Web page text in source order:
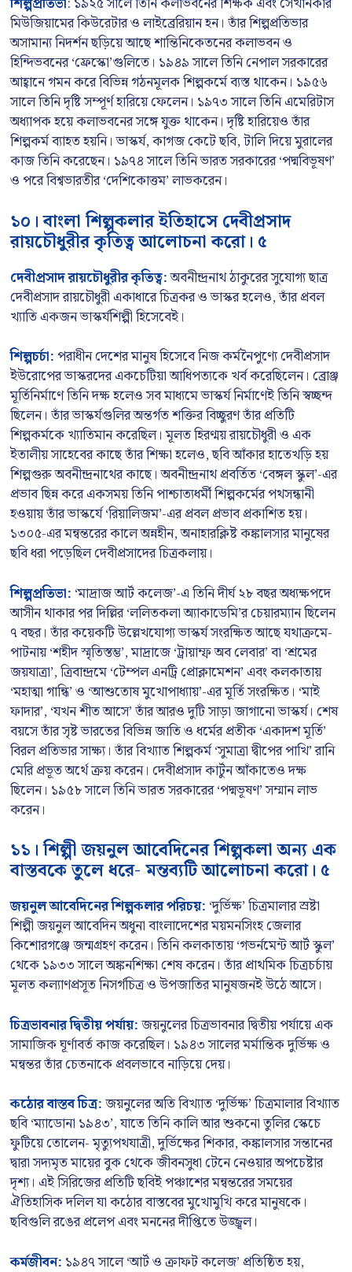
মিউজিয়ামের কিউরেটার ও লাইব্রেরিয়ান হন। তাঁর শিল্পপ্রতিভার
অসামান্য নিদর্শন ছড়িয়ে আছে শান্তিনিকেতনের কলাভবন ও
হিন্দিভবনের ‘ফ্রেস্কো’গুলিতে। ১৯৪৯ সালে তিনি নেপাল সরকারের
আহ্বানে গমন করে বিভিন্ন গঠনমূলক শিল্পকর্মে ব্যস্ত থাকেন। ১৯৫৬
সালে তিনি দৃষ্টি সম্পূর্ণ হারিয়ে ফেলেন। ১৯৭৩ সালে তিনি এমেরিটাস
অধ্যাপক হয়ে কলাভবনের সঙ্গে যুক্ত থাকেন। দৃষ্টি হারিয়েও তাঁর
শিল্পকর্ম ব্যাহত হয়নি। ভাস্কর্য, কাগজ কেটে ছবি, টালি দিয়ে মুরালের
কাজ তিনি করেছেন। ১৯৭৪ সালে তিনি ভারত সরকারের ‘পদ্মবিভূষণ’
ও পরে বিশ্বভারতীর ‘দেশিকোত্তম’ লাভকরেন।
১০। বাংলা শিল্পকলার ইতিহাসে দেবীপ্রসাদ
রায়চৌধুরীর কৃতিত্ব আলোচনা করো। ৫
দেবীপ্রসাদ রায়চৌধুরীর কৃতিত্ব:অবনীন্দ্রনাথ ঠাকুরের সুযোগ্য ছাত্র
দেবীপ্রসাদ রায়চৌধুরী একাধারে চিত্রকর ও ভাস্কর হলেও, তাঁর প্রবল
খ্যাতি একজন ভাস্কর্যশিল্পী হিসেবেই।
শিল্পচর্চা:পরাধীন দেশের মানুষ হিসেবে নিজ কর্মনৈপুণ্যে দেবীপ্রসাদ
ইউরোপের ভাস্করদের একচেটিয়া আধিপত্যকে খর্ব করেছিলেন। ব্রোঞ্জ
মূর্তিনির্মাণে তিনি দক্ষ হলেও সব মাধ্যমে ভাস্কর্য নির্মাণেই তিনি স্বচ্ছন্দ
ছিলেন। তাঁর ভাস্কর্যগুলির অন্তর্গত শক্তির বিচ্ছুরণ তাঁর প্রতিটি
শিল্পকর্মকে খ্যাতিমান করেছিল। মূলত হিরণ্ময় রায়চৌধুরী ও এক
ইতালীয় সাহেবের কাছে তাঁর শিক্ষা হলেও, ছবি আঁকার হাতেখড়ি হয়
শিল্পগুরু অবনীন্দ্রনাথের কাছে। অবনীন্দ্রনাথ প্রবর্তিত ‘বেঙ্গল স্কুল’-এর
প্রভাব ছিন্ন করে একসময় তিনি পাশ্চাত্যধর্মী শিল্পকর্মের পথসন্ধানী
হওয়ায় তাঁর ভাস্কর্যে ‘রিয়ালিজম’-এর প্রবল প্রভাব প্রকাশিত হয়।
১৩০৫-এর মন্বন্তরের কালে অন্নহীন, অনাহারক্লিষ্ট কঙ্কালসার মানুষের
ছবি ধরা পড়েছিল দেবীপ্রসাদের চিত্রকলায়।
শিল্পপ্রতিভা: ‘মাদ্রাজ আর্ট কলেজ’-এ তিনি দীর্ঘ ২৮ বছর অধ্যক্ষপদে
আসীন থাকার পর দিল্লির ‘ললিতকলা অ্যাকাডেমি’র চেয়ারম্যান ছিলেন
৭ বছর। তাঁর কয়েকটি উল্লেখযোগ্য ভাস্কর্য সংরক্ষিত আছে যথাক্রমে-
পাটনায় ‘শহীদ স্মৃতিস্তম্ভ’, মাদ্রাজে ‘ট্রায়াম্ফ অব লেবার’ বা ‘শ্রমের
জয়যাত্রা’, ত্রিবান্দ্রমে ‘টেম্পল এনট্রি প্রোক্লামেশন’ এবং কলকাতায়
‘মহাত্মা গান্ধি’ ও ‘আশুতোষ মুখোপাধ্যায়’-এর মূর্তি সংরক্ষিত। ‘মাই
ফাদার’, ‘যখন শীত আসে’ তাঁর আরও দুটি সাড়া জাগানো ভাস্কর্য। শেষ
বয়সে তাঁর সৃষ্ট ভারতের বিভিন্ন জাতি ও ধর্মের প্রতীক ‘একাদশ মূর্তি’
বিরল প্রতিভার সাক্ষ্য। তাঁর বিখ্যাত শিল্পকর্ম ‘সুমাত্রা দ্বীপের পাখি’ রানি
মেরি প্রভূত অর্থে ক্রয় করেন। দেবীপ্রসাদ কার্টুন আঁকাতেও দক্ষ
ছিলেন। ১৯৫৮ সালে তিনি ভারত সরকারের ‘পদ্মভূষণ’ সম্মান লাভ
করেন।
১১। শিল্পী জয়নুল আবেদিনের শিল্পকলা অন্য এক
বাস্তবকে তুলে ধরে- মন্তব্যটি আলোচনা করো। ৫
জয়নুল আবেদিনের শিল্পকলার পরিচয়: ‘দুর্ভিক্ষ’ চিত্রমালার স্রষ্টা
শিল্পী জয়নুল আবেদিন অধুনা বাংলাদেশের ময়মনসিংহ জেলার
কিশোরগঞ্জে জন্মগ্রহণ করেন। তিনি কলকাতায় ‘গভর্নমেন্ট আর্ট স্কুল’
থেকে ১৯৩৩ সালে অঙ্কনশিক্ষা শেষ করেন। তাঁর প্রাথমিক চিত্রচর্চায়
মূলত কল্যাণপ্রসূত নিসর্গচিত্র ও উপজাতির মানুষজনই উঠে আসে।
চিত্রভাবনার দ্বিতীয় পর্যায়:জয়নুলের চিত্রভাবনার দ্বিতীয় পর্যায়ে এক
সামাজিক ঘূর্ণাবর্ত কাজ করেছিল। ১৯৪৩ সালের মর্মান্তিক দুর্ভিক্ষ ও
মন্বন্তর তাঁর চেতনাকে প্রবলভাবে নাড়িয়ে দেয়।
কঠোর বাস্তব চিত্র:জয়নুলের অতি বিখ্যাত ‘দুর্ভিক্ষ’ চিত্রমালার বিখ্যাত
ছবি ‘ম্যাডোনা ১৯৪৩’, যাতে তিনি কালি আর শুকনো তুলির স্কেচে
ফুটিয়ে তোলেন- মৃত্যুপথযাত্রী, দুর্ভিক্ষের শিকার, কঙ্কালসার সন্তানের
দ্বারা সদ্যমৃত মায়ের বুক থেকে জীবনসুধা টেনে নেওয়ার অপচেষ্টার
দৃশ্য। এই সিরিজের প্রতিটি ছবিই পঞ্চাশের মন্বন্তরের সময়ের
ঐতিহাসিক দলিল যা কঠোর বাস্তবের মুখোমুখি করে মানুষকে।
ছবিগুলি রঙের প্রলেপ এবং মননের দীপ্তিতে উজ্জ্বল।
কর্মজীবন: ১৯৪৭ সালে ‘আর্ট ও ক্রাফট কলেজ’ প্রতিষ্ঠিত হয়,